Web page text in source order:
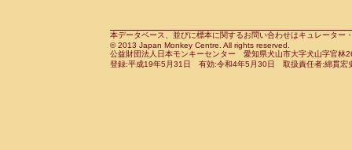
CercopithecidaePapio anubis(0)
CercopithecidaePapio cynocephalus
CercopithecidaePapio hamadryas(0)
CebidaeSaguinus leucopus(0)
CebidaeSaguinus midas(0)
Cebidae Saguinus mystax(0)
本データベース、並びに標本に関するお問い合わせはキュレータ
© 2013 Japan Monkey Centre. All rights reserved.
公益財団法人日本モンキーセンター 愛知県犬山市大字犬山字官
登録:平成19年5月31日 有効:令和4年5月30日 取扱責任者:綿貫宏